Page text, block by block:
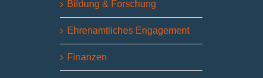
Bildung & Forschung
Ehrenamtliches Engagement
Finanzen